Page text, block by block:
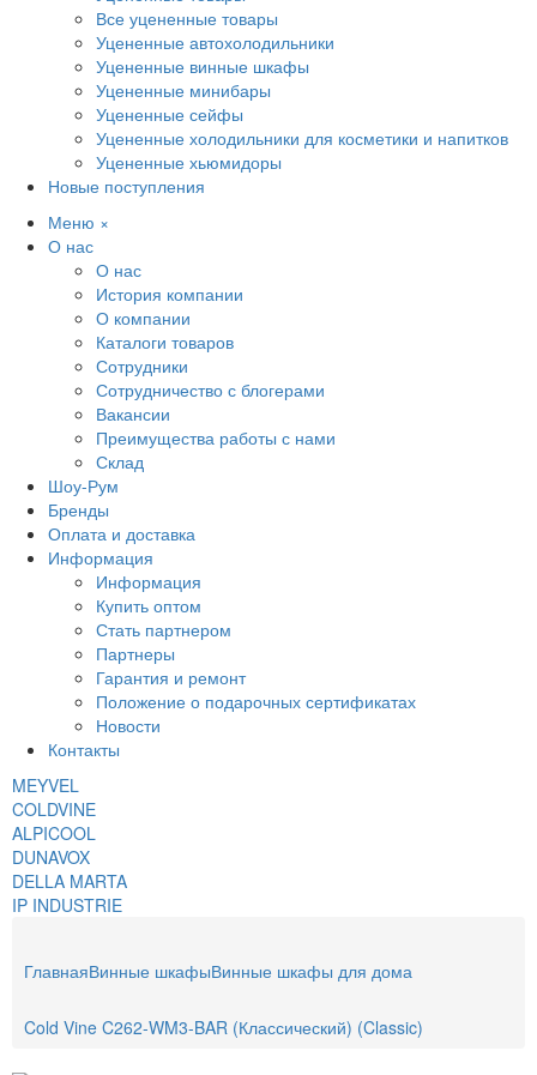
Все уцененные товары
Уцененные автохолодильники
Уцененные винные шкафы
Уцененные минибары
Уцененные сейфы
Уцененные холодильники для косметики и напитков
Уцененные хьюмидоры
Новые поступления
Меню ×
О нас
О нас
История компании
О компании
Каталоги товаров
Сотрудники
Сотрудничество с блогерами
Вакансии
Преимущества работы с нами
Склад
Шоу-Рум
Бренды
Оплата и доставка
Информация
Информация
Купить оптом
Стать партнером
Партнеры
Гарантия и ремонт
Положение о подарочных сертификатах
Новости
Контакты
MEYVEL
COLDVINE
ALPICOOL
DUNAVOX
DELLA MARTA
IP INDUSTRIE
ГлавнаяВинные шкафыВинные шкафы для дома
Cold Vine C262-WM3-BAR (Классический) (Classic)